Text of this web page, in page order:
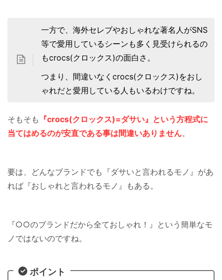
一方で、海外セレブやおしゃれな著名人がSNS
等で愛用しているシーンも多く見受けられるの
もcrocs(クロックス)の面白さ。
つまり、間違いなくcrocs(クロックス)をおし
ゃれだと愛用している人もいるわけですね。
そもそも 『crocs(クロックス)=ダサい』という方程式に
当てはめるのが安直である事は間違いありません。
要は、どんなブランドでも『ダサいと言われるモノ』があ
れば『おしゃれと言われるモノ』もある。
『○○のブランドだから全ておしゃれ！』という簡単なモ
ノではないのですね。
ポイント